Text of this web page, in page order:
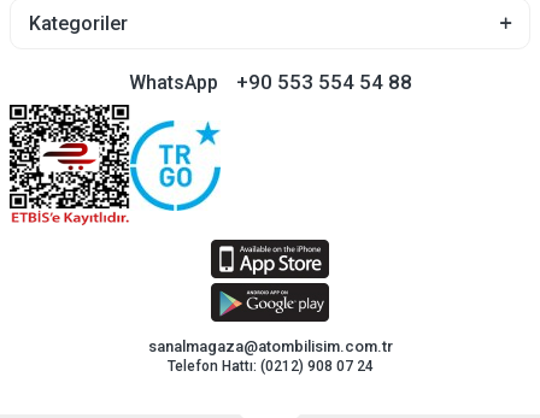
Kategoriler
WhatsApp +90 553 554 54 88
sanalmagaza@atombilisim.com.tr
Telefon Hattı: (0212) 908 07 24